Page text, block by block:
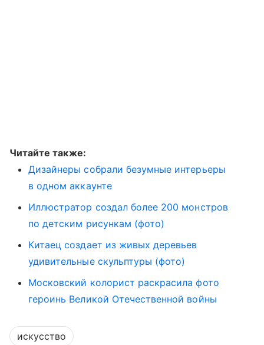
Читайте также:
Дизайнеры собрали безумные интерьеры
в одном аккаунте
Иллюстратор создал более 200 монстров
по детским рисункам (фото)
Китаец создает из живых деревьев
удивительные скульптуры (фото)
Московский колорист раскрасила фото
героинь Великой Отечественной войны
искусство